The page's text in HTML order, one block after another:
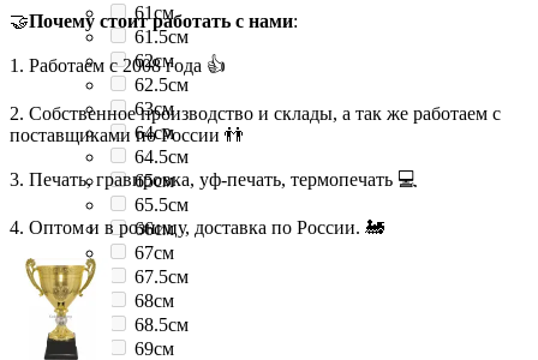
61см
61.5см
62см
62.5см
63см
64см
64.5см
65см
65.5см
66см
67см
67.5см
68см
68.5см
69см
🤝Почему стоит работать с нами:
1. Работаем с 2008 года 👍
2. Собственное производство и склады, а так же работаем с
поставщиками по России 👬
3. Печать, гравировка, уф-печать, термопечать 💻
4. Оптом и в розницу, доставка по России. 🚂